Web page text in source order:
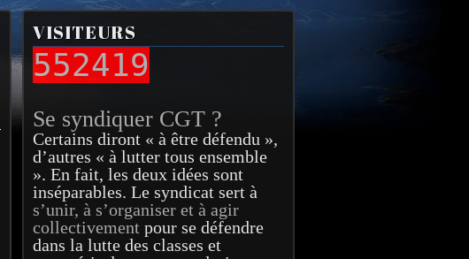
VISITEURS
552419
Se syndiquer CGT ?
Certains diront « à être défendu »,
d’autres « à lutter tous ensemble
». En fait, les deux idées sont
inséparables. Le syndicat sert à
s’unir, à s’organiser et à agir
collectivement pour se défendre
dans la lutte des classes et